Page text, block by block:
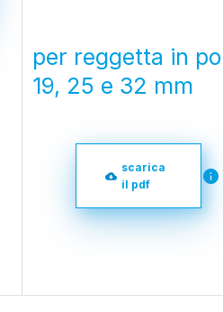
per reggetta in
19, 25 e 32 mm
scarica
il pdf